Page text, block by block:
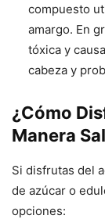
compuesto
amargo. En
tóxica y
cabeza y
¿Cómo
Manera
Si disfrutas del
de azúcar o
opciones: